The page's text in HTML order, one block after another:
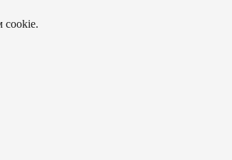
cookie.